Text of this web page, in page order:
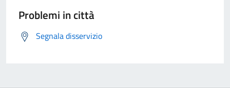
Problemi in città
Segnala disservizio